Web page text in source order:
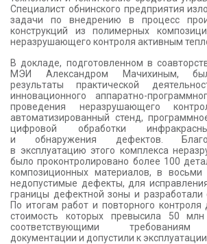
Специалист обнинского предприятия
задачи по внедрению в процесс
конструкций из полимерных
неразрушающего контроля активным
В докладе, подготовленном в
МЭИ Александром Мачихиным,
результаты практической
инновационного аппаратно-
проведения неразрушающего
автоматизированный стенд,
цифровой обработки
и обнаружения дефектов.
в эксплуатацию этого комплекса
было проконтролировано более 100
композиционных материалов, в восьми
недопустимые дефекты, для
границы дефектной зоны и разработали
По итогам работ и повторного контроля
стоимость которых превысила 50 млн
соответствующими требованиям
документации и допустили к эксплуатации.